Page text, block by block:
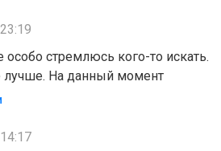
особо стремлюсь кого-то искать.
лучше. На данный момент